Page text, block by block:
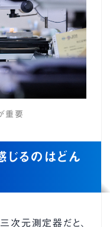
重要
じるのはどん
次元測定器だと、